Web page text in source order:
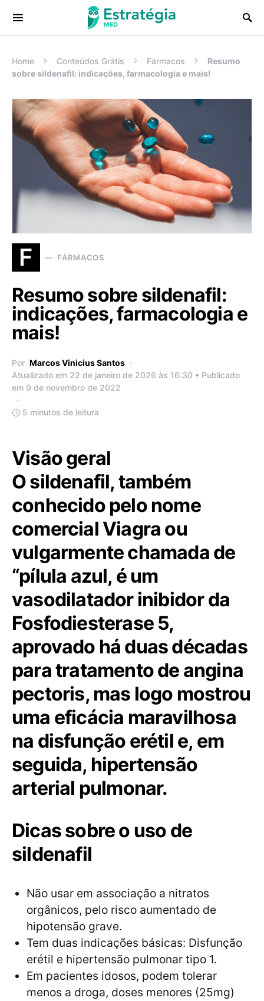
Procurar:
Home Conteúdos Grátis Fármacos
Resumo
sobre sildenafil: indicações, farmacologia e mais!
F FÁRMACOS
Resumo sobre sildenafil:
indicações, farmacologia e
mais!
Por Marcos Vinicius Santos
Atualizado em 22 de janeiro de 2026 às 16:30 • Publicado
em 9 de novembro de 2022
5 minutos de leitura
Visão geral
O sildenafil, também
conhecido pelo nome
comercial Viagra ou
vulgarmente chamada de
“pílula azul, é um
vasodilatador inibidor da
Fosfodiesterase 5,
aprovado há duas décadas
para tratamento de angina
pectoris, mas logo mostrou
uma eficácia maravilhosa
na disfunção erétil e, em
seguida, hipertensão
arterial pulmonar.
Dicas sobre o uso de
sildenafil
Não usar em associação a nitratos
orgânicos, pelo risco aumentado de
hipotensão grave.
Tem duas indicações básicas: Disfunção
erétil e hipertensão pulmonar tipo 1.
Em pacientes idosos, podem tolerar
menos a droga, doses menores (25mg)